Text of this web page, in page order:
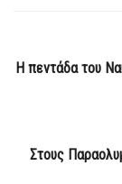
Η πεντάδα του
Στους